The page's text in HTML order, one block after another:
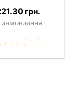
грн.
замовлення